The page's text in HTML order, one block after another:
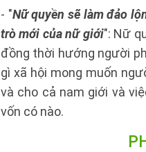
- "Nữ quyền sẽ làm đảo
trò mới của nữ giới": Nữ
đồng thời hướng người
gì xã hội mong muốn
và cho cả nam giới và
vốn có nào.